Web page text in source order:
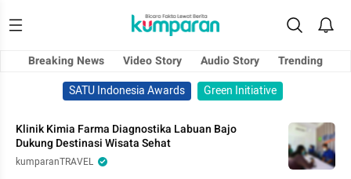
Breaking News Video Story Audio Story
Trending
SATU Indonesia Awards
Green Initiative
Klinik Kimia Farma Diagnostika Labuan Bajo
Dukung Destinasi Wisata Sehat
kumparanTRAVEL